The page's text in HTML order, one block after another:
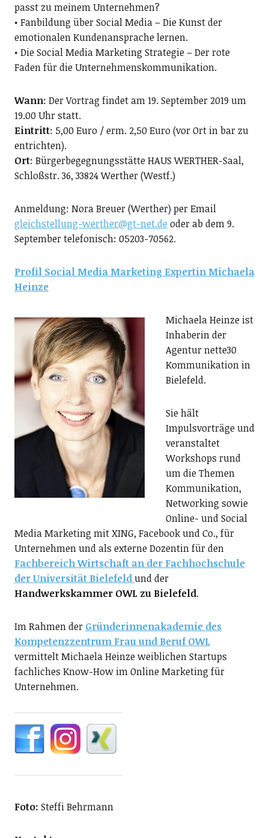
passt zu meinem Unternehmen?
• Fanbildung über Social Media – Die Kunst der
emotionalen Kundenansprache lernen.
• Die Social Media Marketing Strategie – Der rote
Faden für die Unternehmenskommunikation.
Wann: Der Vortrag findet am 19. September 2019 um
19.00 Uhr statt.
Eintritt: 5,00 Euro / erm. 2,50 Euro (vor Ort in bar zu
entrichten).
Ort: Bürgerbegegnungsstätte HAUS WERTHER-Saal,
Schloßstr. 36, 33824 Werther (Westf.)
Anmeldung: Nora Breuer (Werther) per Email
gleichstellung-werther@gt-net.de oder ab dem 9.
September telefonisch: 05203-70562.
Profil Social Media Marketing Expertin Michaela
Heinze
Michaela Heinze ist
Inhaberin der
Agentur nette30
Kommunikation in
Bielefeld.
Sie hält
Impulsvorträge und
veranstaltet
Workshops rund
um die Themen
Kommunikation,
Networking sowie
Online- und Social
Media Marketing mit XING, Facebook und Co., für
Unternehmen und als externe Dozentin für den
Fachbereich Wirtschaft an der Fachhochschule
der Universität Bielefeldund der
Handwerkskammer OWL zu Bielefeld.
Im Rahmen der Gründerinnenakademie des
Kompetenzzentrum Frau und Beruf OWL
vermittelt Michaela Heinze weiblichen Startups
fachliches Know-How im Online Marketing für
Unternehmen.
Foto: Steffi Behrmann